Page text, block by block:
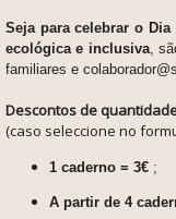
Seja para celebrar o
ecológica e inclusiva,
familiares e
Descontos de
(caso seleccione no
1 caderno = 3€ ;
A partir de 4